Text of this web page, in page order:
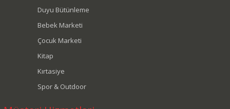
Duyu Bütünleme
Bebek Marketi
Çocuk Marketi
Kitap
Kırtasiye
Spor & Outdoor